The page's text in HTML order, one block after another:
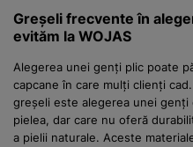
Greșeli frecvente în
evităm la WOJAS
Alegerea unei genți plic poate
capcane în care mulți clienți
greșeli este alegerea unei
pielea, dar care nu oferă
a pielii naturale. Aceste